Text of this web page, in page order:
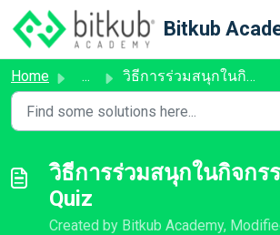
Skip to main content
Home ... วิธีการร่วมสนุกในกิจกรรม Main Quiz
วิธีการร่วมสนุกในกิจกร
Quiz
Created by Bitkub Academy,